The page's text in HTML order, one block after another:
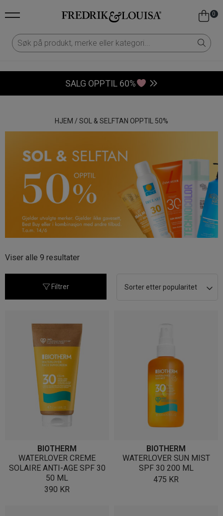
0
SALG OPPTIL 60%
HJEM / SOL & SELFTAN OPPTIL 50%
Viser alle 9 resultaterSortert
Filtrer
BIOTHERM
WATERLOVER CREME
SOLAIRE ANTI-AGE SPF 30
50 ML
390 KR
BIOTHERM
WATERLOVER SUN MIST
SPF 30 200 ML
475 KR